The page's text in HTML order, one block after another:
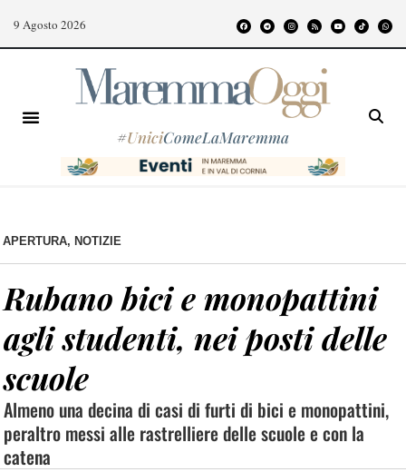
9 Agosto 2026
#UniciComeLaMaremma
APERTURA, NOTIZIE
Rubano bici e monopattini
agli studenti, nei posti delle
scuole
Almeno una decina di casi di furti di bici e monopattini,
peraltro messi alle rastrelliere delle scuole e con la
catena